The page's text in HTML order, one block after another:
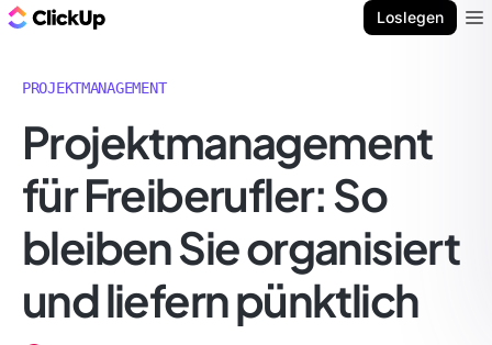
Loslegen
PROJEKTMANAGEMENT
Projektmanagement
für Freiberufler: So
bleiben Sie organisiert
und liefern pünktlich